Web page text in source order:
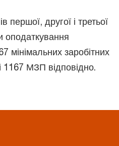
другої і третьої
оподаткування
мінімальних заробітних
МЗП відповідно.